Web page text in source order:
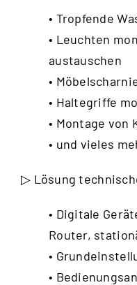
• Tropfende
• Leuchten
austauschen
•
• Haltegriffe
• Montage von
• und vieles
▷ Lösung
• Digitale
Router,
•
•